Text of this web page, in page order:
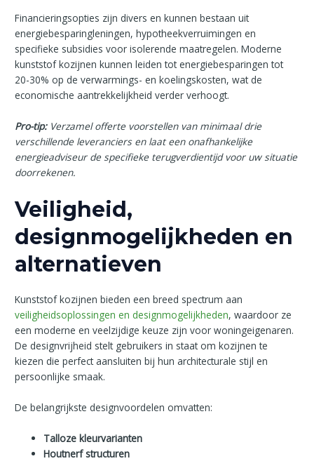
Financieringsopties zijn divers en kunnen bestaan uit
energiebesparingleningen, hypotheekverruimingen en
specifieke subsidies voor isolerende maatregelen. Moderne
kunststof kozijnen kunnen leiden tot energiebesparingen tot
20-30% op de verwarmings- en koelingskosten, wat de
economische aantrekkelijkheid verder verhoogt.
Pro-tip: Verzamel offerte voorstellen van minimaal drie
verschillende leveranciers en laat een onafhankelijke
energieadviseur de specifieke terugverdientijd voor uw situatie
doorrekenen.
Veiligheid,
designmogelijkheden en
alternatieven
Kunststof kozijnen bieden een breed spectrum aan
veiligheidsoplossingen en designmogelijkheden, waardoor ze
een moderne en veelzijdige keuze zijn voor woningeigenaren.
De designvrijheid stelt gebruikers in staat om kozijnen te
kiezen die perfect aansluiten bij hun architecturale stijl en
persoonlijke smaak.
De belangrijkste designvoordelen omvatten:
Talloze kleurvarianten
Houtnerf structuren